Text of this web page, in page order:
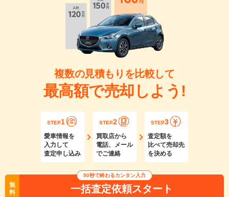
複数の見積もりを比較して
最高額で売却しよう!
STEP1
愛車情報を
入力して
査定申し込み
STEP2
買取店から
電話、メール
でご連絡
STEP3
査定額を
比べて売却先
を決める
無
料
90秒で終わるカンタン入力
一括査定依頼スタート